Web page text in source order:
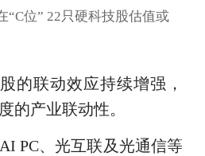
“C位” 22只硬科技股估值或
的联动效应持续增强，
的产业联动性。
PC、光互联及光通信等